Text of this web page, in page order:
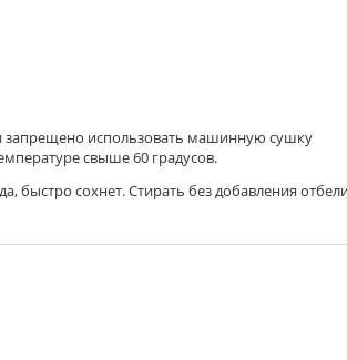
запрещено использовать машинную сушку
свыше 60 градусов.
быстро сохнет. Стирать без добавления